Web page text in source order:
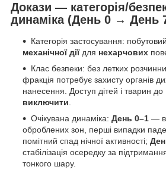
Докази — категорія/
динаміка (День 0 → День
Категорія застосування:
механічної діїдля нехарчових
Клас безпеки: без летких
фракція потребує захисту органів
нанесення. Доступ дітей і тварин
виключити
Очікувана динаміка: День 0–1 —
оброблених зон, перші випадки
помітний спад нічної активності;
стабілізація осередку за
тонкого шару.